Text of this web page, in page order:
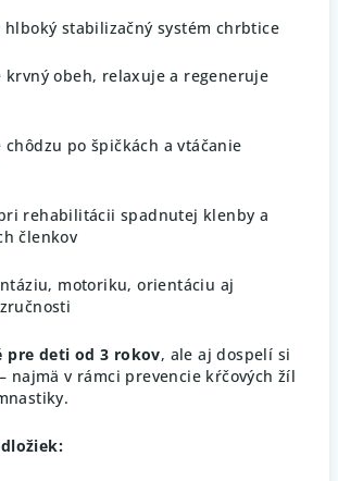
hlboký stabilizačný systém chrbtice
obeh, relaxuje a regeneruje
po špičkách a vtáčanie
rehabilitácii spadnutej klenby a
členkov
motoriku, orientáciu aj
pre deti od 3 rokov, ale aj dospelí si
najmä v rámci prevencie kŕčových žíl